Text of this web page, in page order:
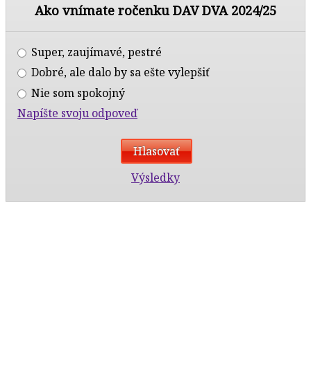
Ako vnímate ročenku DAV DVA 2024/25
Super, zaujímavé, pestré
Dobré, ale dalo by sa ešte vylepšiť
Nie som spokojný
Napíšte svoju odpoveď
Výsledky